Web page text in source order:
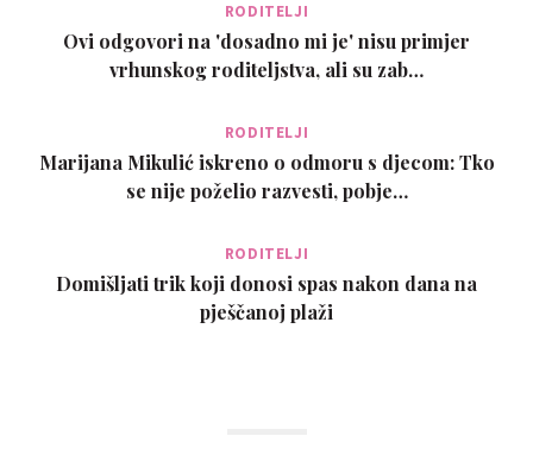
RODITELJI
Ovi odgovori na 'dosadno mi je' nisu primjer
vrhunskog roditeljstva, ali su zab…
RODITELJI
Marijana Mikulić iskreno o odmoru s djecom: Tko
se nije poželio razvesti, pobje…
RODITELJI
Domišljati trik koji donosi spas nakon dana na
pješčanoj plaži